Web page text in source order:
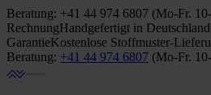
Beratung: +41 44 974 6807 (Mo-Fr.
RechnungHandgefertigt in
GarantieKostenlose Stoffmuster-
Beratung: +41 44 974 6807 (Mo-Fr.